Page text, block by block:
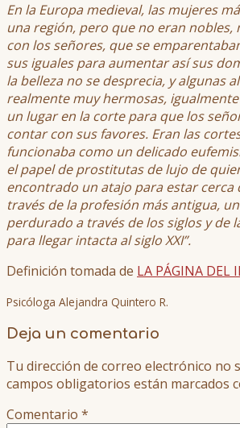
En la Europa medieval, las mujeres
una región, pero que no eran nobles,
con los señores, que se
sus iguales para aumentar así sus
la belleza no se desprecia, y algunas
realmente muy hermosas,
un lugar en la corte para que los
contar con sus favores. Eran las
funcionaba como un delicado
el papel de prostitutas de lujo de
encontrado un atajo para estar cerca
través de la profesión más antigua,
perdurado a través de los siglos y de
para llegar intacta al siglo XXI”.
Definición tomada de LA PÁGINA DEL
Psicóloga Alejandra Quintero R.
Deja un comentario
Tu dirección de correo electrónico no
campos obligatorios están marcados
Comentario *